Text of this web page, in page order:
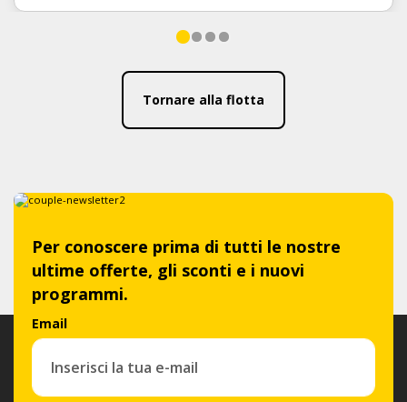
Tornare alla flotta
Per conoscere prima di tutti le nostre
ultime offerte, gli sconti e i nuovi
programmi.
Email